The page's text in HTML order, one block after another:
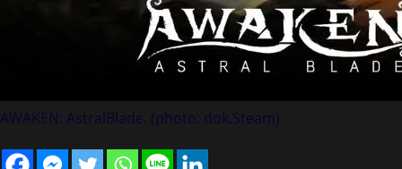
AWAKEN: AstralBlade. (photo: dok.Steam)